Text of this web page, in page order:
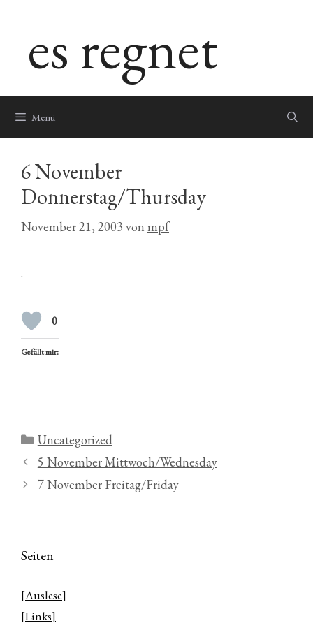
springenes regnet
Menü
6 November
Donnerstag/Thursday
November 21, 2003 von mpf
.
0
Gefällt mir:
Kategorien
Uncategorized
5 November Mittwoch/Wednesday
7 November Freitag/Friday
Seiten
[Auslese]
[Links]